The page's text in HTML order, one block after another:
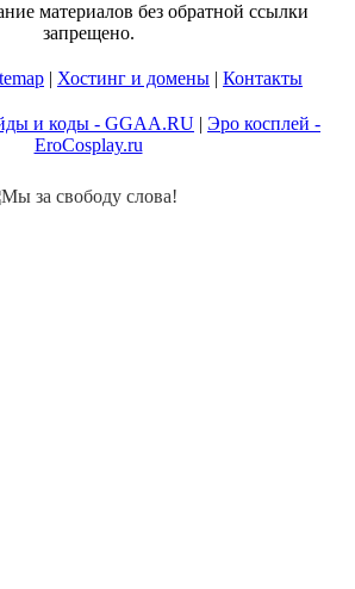
материалов без обратной ссылки
запрещено.
| Хостинг и домены | Контакты
и коды - GGAA.RU | Эро косплей -
EroCosplay.ru